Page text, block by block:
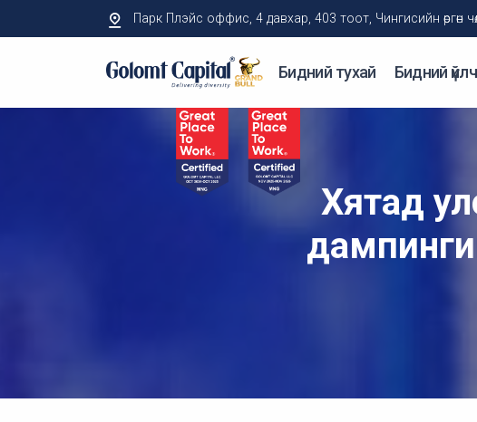
Парк Плэйс оффис, 4 давхар, 403 тоот, Чингисийн өргөн
Бидний тухай Бидний
Хятад